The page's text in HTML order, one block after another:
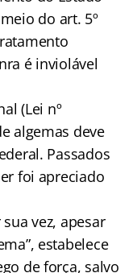
do art. 5º
é inviolável
(Lei nº
algemas deve
Passados
foi apreciado
vez, apesar
estabelece
de força, salvo